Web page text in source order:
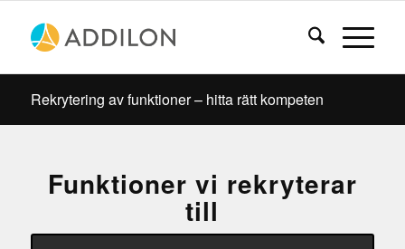
Rekrytering av funktioner – hitta rätt kompeten
Funktioner vi rekryterar
till